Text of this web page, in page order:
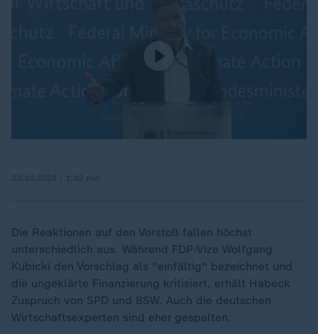
Die Reaktionen auf den Vorstoß fallen höchst
unterschiedlich aus. Während FDP-Vize Wolfgang
Kubicki den Vorschlag als "einfältig" bezeichnet und
die ungeklärte Finanzierung kritisiert, erhält Habeck
Zuspruch von SPD und BSW. Auch die deutschen
Wirtschaftsexperten sind eher gespalten.